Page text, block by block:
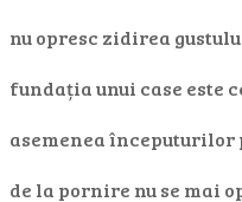
nu opresc zidirea
fundația unui case este
asemenea începuturilor
de la pornire nu se mai